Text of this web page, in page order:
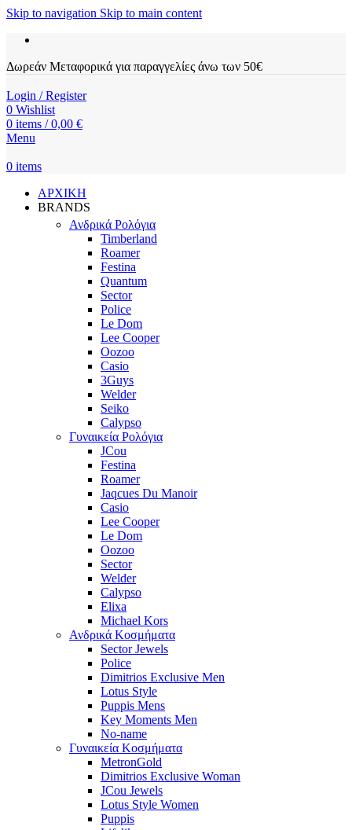
Skip to navigation Skip to main content
Δωρεάν Μεταφορικά για παραγγελίες άνω των 50€
Login / Register
0 Wishlist
0 items / 0,00 €
Menu
0 items
ΑΡΧΙΚΗ
BRANDS
Ανδρικά Ρολόγια
Timberland
Roamer
Festina
Quantum
Sector
Police
Le Dom
Lee Cooper
Oozoo
Casio
3Guys
Welder
Seiko
Calypso
Γυναικεία Ρολόγια
JCou
Festina
Roamer
Jaqcues Du Manoir
Casio
Lee Cooper
Le Dom
Oozoo
Sector
Welder
Calypso
Elixa
Michael Kors
Ανδρικά Κοσμήματα
Sector Jewels
Police
Dimitrios Exclusive Men
Lotus Style
Puppis Mens
Key Moments Men
No-name
Γυναικεία Κοσμήματα
MetronGold
Dimitrios Exclusive Woman
JCou Jewels
Lotus Style Women
Puppis